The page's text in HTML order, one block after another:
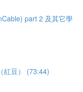
part 2 及其它學
紅豆） (73:44)